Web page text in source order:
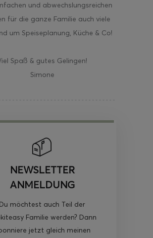
und abwechslungsreichen
für die ganze Familie auch viele
um Speiseplanung, Küche & Co!
Spaß & gutes Gelingen!
Simone
NEWSLETTER
ANMELDUNG
Du möchtest auch Teil der
Familie werden? Dann
jetzt gleich meinen